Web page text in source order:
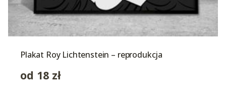
Plakat Roy Lichtenstein – reprodukcja
od 18 zł